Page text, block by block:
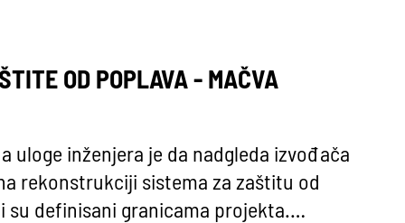
OD POPLAVA - MAČVA
uloge inženjera je da nadgleda izvođača
rekonstrukciji sistema za zaštitu od
su definisani granicama projekta.…